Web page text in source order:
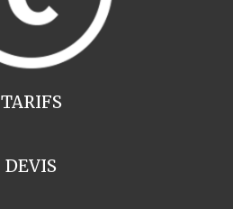
TARIFS
DEVIS